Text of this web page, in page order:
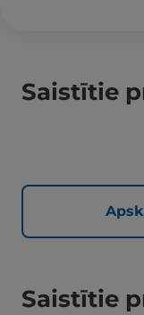
Saistītie
Saistītie